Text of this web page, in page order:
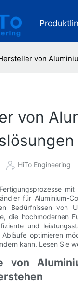
von
von
HiTo Engineering
für Aluminium-
Bedürfnissen von
die hochmodernen
und
optimieren
kann. Lesen Sie